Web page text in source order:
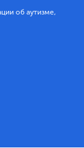
об аутизме,